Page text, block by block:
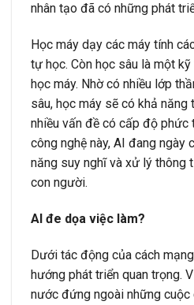
nhân tạo đã có những phát
Học máy dạy các máy tính
tự học. Còn học sâu là một
học máy. Nhờ có nhiều lớp
sâu, học máy sẽ có khả năng
nhiều vấn đề có cấp độ phức
công nghệ này, AI đang ngày
năng suy nghĩ và xử lý thông
con người.
AI đe dọa việc làm?
Dưới tác động của cách
hướng phát triển quan trọng.
nước đứng ngoài những cuộc